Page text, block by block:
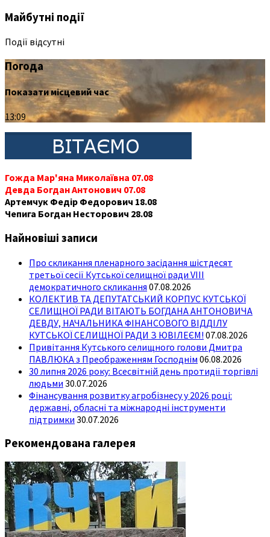
Майбутні події
Події відсутні
Погода
Показати місцевий час
13:09
Гожда Мар'яна Миколаївна 07.08
Девда Богдан Антонович 07.08
Артемчук Федір Федорович 18.08
Чепига Богдан Несторович 28.08
Найновіші записи
Про скликання пленарного засідання шістдесят
третьої сесії Кутської селищної ради VIII
демократичного скликання 07.08.2026
КОЛЕКТИВ ТА ДЕПУТАТСЬКИЙ КОРПУС КУТСЬКОЇ
СЕЛИЩНОЇ РАДИ ВІТАЮТЬ БОГДАНА АНТОНОВИЧА
ДЕВДУ, НАЧАЛЬНИКА ФІНАНСОВОГО ВІДДІЛУ
КУТСЬКОЇ СЕЛИЩНОЇ РАДИ З ЮВІЛЕЄМ! 07.08.2026
Привітання Кутського селищного голови Дмитра
ПАВЛЮКА з Преображенням Господнім 06.08.2026
30 липня 2026 року: Всесвітній день протидії торгівлі
людьми 30.07.2026
Фінансування розвитку агробізнесу у 2026 році:
державні, обласні та міжнародні інструменти
підтримки 30.07.2026
Рекомендована галерея